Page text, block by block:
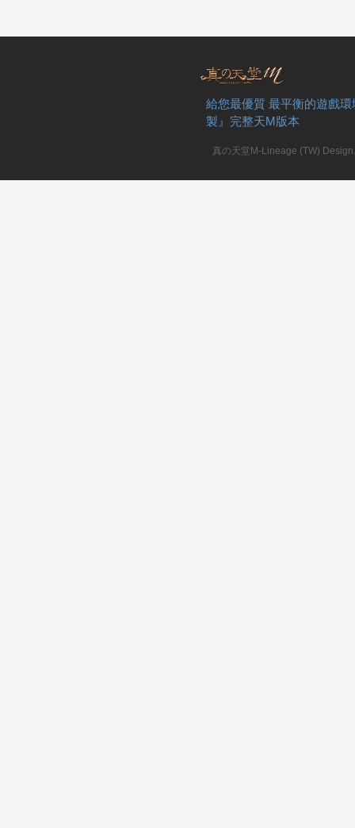
給您最優質 最平衡的遊戲
製』完整天M版本
真の天堂M-Lineage (TW)